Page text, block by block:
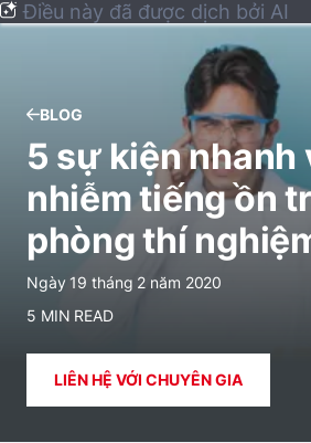
Điều này đã được dịch bởi AI
BLOG
5 sự kiện nhanh
nhiễm tiếng ồn
phòng thí
Ngày 19 tháng 2 năm 2020
5 MIN READ
LIÊN HỆ VỚI CHUYÊN GIA